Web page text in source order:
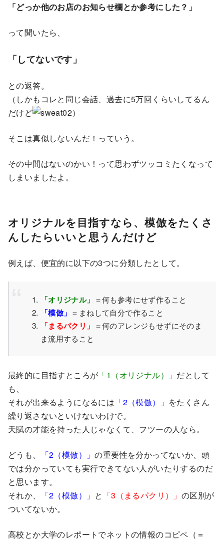
「どっか他のお店のお知らせ欄とか参考にした？」
って聞いたら、
「してないです」
との返答。
（しかもコレと同じ会話、過去に5万回くらいしてるん
だけど
）
そこは真似しないんだ！っていう。
その中間はないのかい！って思わずツッコミたくなって
しまいましたよ。
オリジナルを目指すなら、模倣をたくさ
んしたらいいと思うんだけど
例えば、便宜的に以下の3つに分類したとして。
「オリジナル」 ＝何も参考にせず作ること
「模倣」 ＝まねして自分で作ること
「まるパクリ」 ＝何のアレンジもせずにそのま
ま流用すること
最終的に目指すところが 「1（オリジナル）」 だとして
も、
それが出来るようになるには 「2（模倣）」 をたくさん
繰り返さないといけないわけで。
天賦の才能を持った人じゃなくて、フツーの人なら。
どうも、 「2（模倣）」の重要性を分かってないか、頭
では分かっていても実行できてない人がいたりするのだ
と思います。
それか、
「2（模倣）」 と 「3（まるパクリ）」 の区別が
ついてないか。
高校とか大学のレポートでネットの情報のコピペ（＝